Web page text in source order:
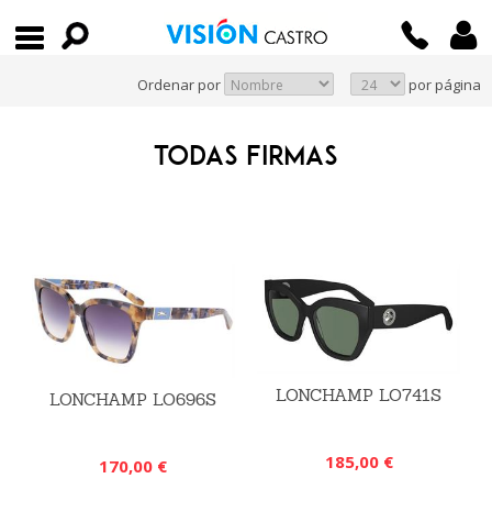
Ordenar por por página
TODAS FIRMAS
LONCHAMP LO696S
170,00 €
LONCHAMP LO741S
185,00 €